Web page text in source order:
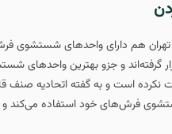
تهران هم دارای واحدهای
گرفته‌اند و جزو بهترین
است و به گفته اتحادیه صنف
فرش‌های خود استفاده می‌کند و